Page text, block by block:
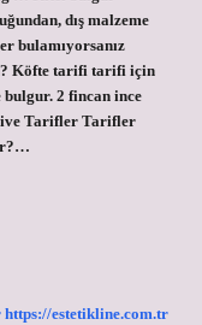
dış malzeme
bulamıyorsanız
Köfte tarifi tarifi için
2 fincan ince
Tarifler Tarifler
https://estetikline.com.tr